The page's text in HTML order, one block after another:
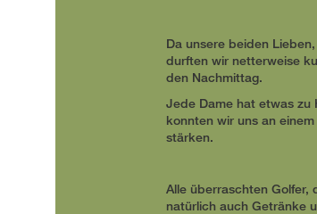
Da unsere beiden
durften wir netterweise
den Nachmittag.
Jede Dame hat etwas zu
konnten wir uns an
stärken.
Alle überraschten Golfer,
natürlich auch Getränke